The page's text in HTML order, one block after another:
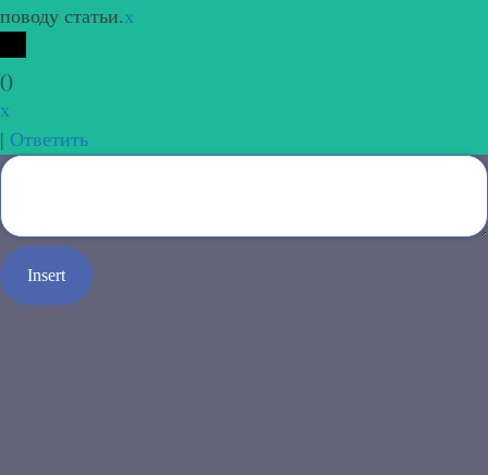
поводу статьи.x
()
x
| Ответить
Insert